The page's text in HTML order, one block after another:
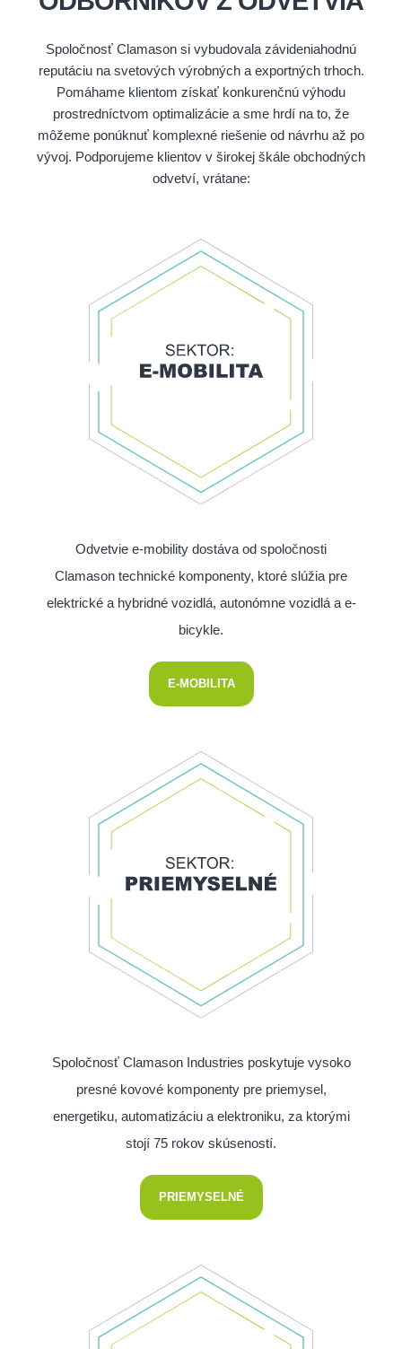
Spoločnosť Clamason si vybudovala závideniahodnú
reputáciu na svetových výrobných a exportných trhoch.
Pomáhame klientom získať konkurenčnú výhodu
prostredníctvom optimalizácie a sme hrdí na to, že
môžeme ponúknuť komplexné riešenie od návrhu až po
vývoj. Podporujeme klientov v širokej škále obchodných
odvetví, vrátane:
Odvetvie e-mobility dostáva od spoločnosti
Clamason technické komponenty, ktoré slúžia pre
elektrické a hybridné vozidlá, autonómne vozidlá a e-
bicykle.
E-MOBILITA
Spoločnosť Clamason Industries poskytuje vysoko
presné kovové komponenty pre priemysel,
energetiku, automatizáciu a elektroniku, za ktorými
stojí 75 rokov skúseností.
PRIEMYSELNÉ